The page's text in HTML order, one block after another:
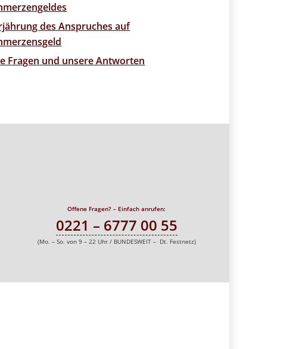
des Anspruches auf
Fragen und unsere Antworten
Offene Fragen? – Einfach anrufen:
0221 – 6777 00 55
(Mo. – So. von 9 – 22 Uhr / BUNDESWEIT – Dt. Festnetz)